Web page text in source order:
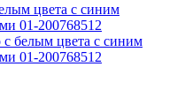
с белым цвета с синим
01-200768512